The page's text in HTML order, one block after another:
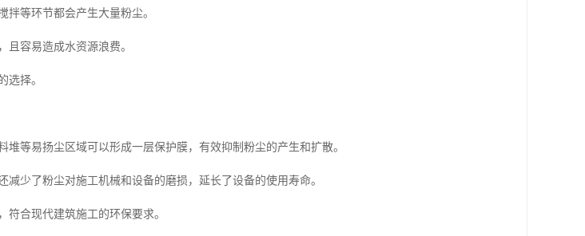
等环节都会产生大量粉尘。
且容易造成水资源浪费。
选择。
等易扬尘区域可以形成一层保护膜，有效抑制粉尘的产生和扩散。
少了粉尘对施工机械和设备的磨损，延长了设备的使用寿命。
符合现代建筑施工的环保要求。